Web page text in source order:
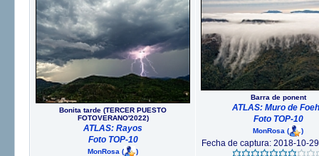
Bonita tarde (TERCER PUESTO
FOTOVERANO'2022)
ATLAS: Rayos
Foto TOP-10
MonRosa ( )
Barra de ponent
ATLAS: Muro de
Foto TOP-10
MonRosa ( )
Fecha de captura: 2018-10-